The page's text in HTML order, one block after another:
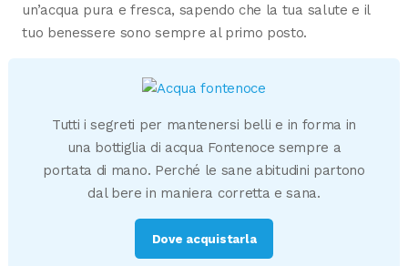
un’acqua pura e fresca, sapendo che la tua salute e il
tuo benessere sono sempre al primo posto.
Tutti i segreti per mantenersi belli e in forma in
una bottiglia di acqua Fontenoce sempre a
portata di mano. Perché le sane abitudini partono
dal bere in maniera corretta e sana.
Dove acquistarla